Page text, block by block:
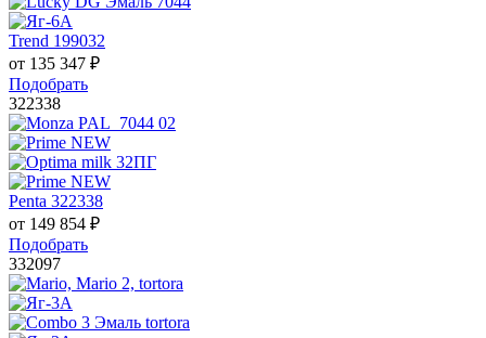
Trend 199032
от 135 347 ₽
Подобрать
322338
Penta 322338
от 149 854 ₽
Подобрать
332097